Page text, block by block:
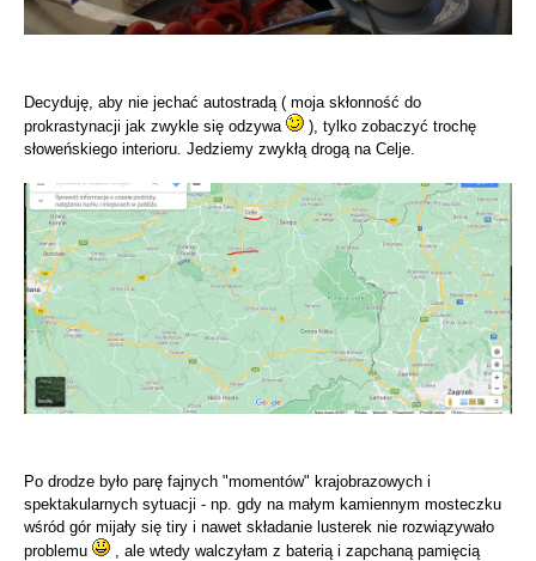
Decyduję, aby nie jechać autostradą ( moja skłonność do
prokrastynacji jak zwykle się odzywa
), tylko zobaczyć trochę
słoweńskiego interioru. Jedziemy zwykłą drogą na Celje.
Po drodze było parę fajnych "momentów" krajobrazowych i
spektakularnych sytuacji - np. gdy na małym kamiennym mosteczku
wśród gór mijały się tiry i nawet składanie lusterek nie rozwiązywało
problemu
, ale wtedy walczyłam z baterią i zapchaną pamięcią